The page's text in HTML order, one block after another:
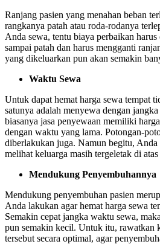
Ranjang pasien yang menahan beban
rangkanya patah atau roda-rodanya
Anda sewa, tentu biaya perbaikan
sampai patah dan harus mengganti
yang dikeluarkan pun akan semakin
Waktu Sewa
Untuk dapat hemat harga sewa tempat
satunya adalah menyewa dengan
biasanya jasa penyewaan memiliki
dengan waktu yang lama. Potongan-
diberlakukan juga. Namun begitu,
melihat keluarga masih tergeletak di atas
Mendukung Penyembuhannya
Mendukung penyembuhan pasien
Anda lakukan agar hemat harga sewa
Semakin cepat jangka waktu sewa,
pun semakin kecil. Untuk itu, rawatkan
tersebut secara optimal, agar